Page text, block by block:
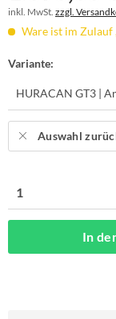
inkl. MwSt. zzgl.
Ware ist im Zulauf
Variante:
Auswahl
In